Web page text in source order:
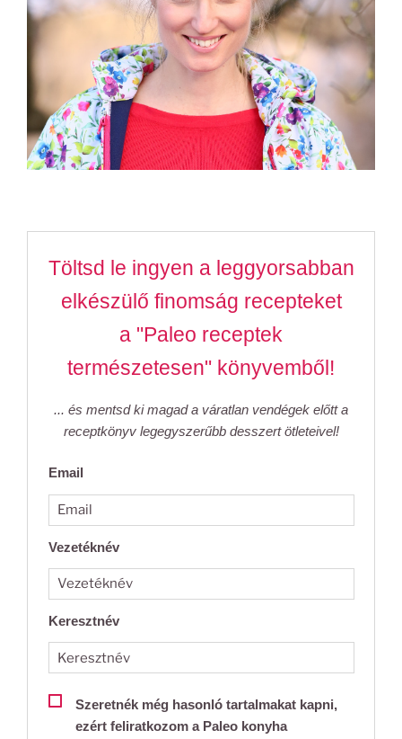
Töltsd le ingyen a leggyorsabban
elkészülő finomság recepteket
a "Paleo receptek
természetesen" könyvemből!
... és mentsd ki magad a váratlan vendégek előtt a
receptkönyv legegyszerűbb desszert ötleteivel!
Email
Vezetéknév
Keresztnév
Szeretnék még hasonló tartalmakat kapni,
ezért feliratkozom a Paleo konyha